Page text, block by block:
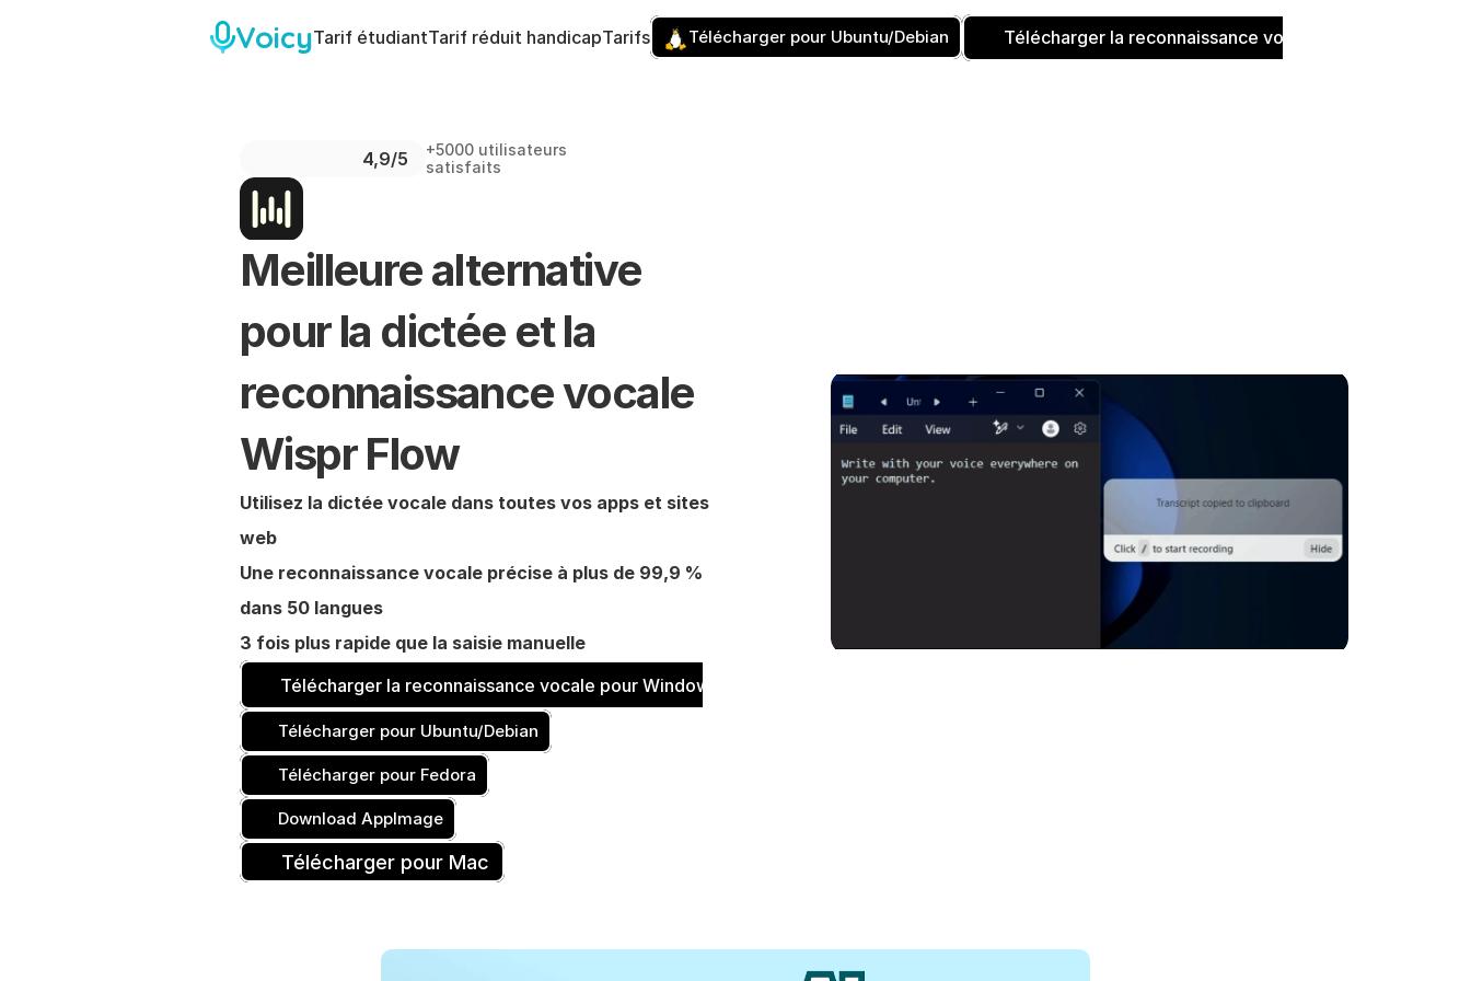
VoicyTarif étudiantTarif réduit handicapTarifs Télécharger pour Ubuntu/Debian Télécharger la reconnaissance vocale pour Windows
4,9/5
+5000 utilisateurs
satisfaits
Meilleure alternative
pour la dictée et la
reconnaissance vocale
Wispr Flow
Utilisez la dictée vocale dans toutes vos apps et sites
web
Une reconnaissance vocale précise à plus de 99,9 %
dans 50 langues
3 fois plus rapide que la saisie manuelle
Télécharger la reconnaissance vocale pour Windows
Télécharger pour Ubuntu/Debian
Télécharger pour Fedora
Download AppImage
Télécharger pour Mac